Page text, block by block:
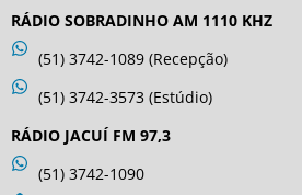
RÁDIO SOBRADINHO AM 1110 KHZ
(51) 3742-1089 (Recepção)
(51) 3742-3573 (Estúdio)
RÁDIO JACUÍ FM 97,3
(51) 3742-1090